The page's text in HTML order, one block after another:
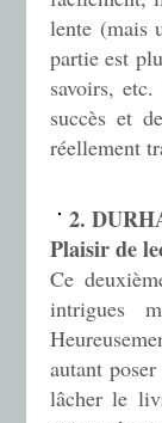
lente (mais
partie est
savoirs,
succès et
réellement
2.
Plaisir de
Ce
intrigues
autant
lâcher le